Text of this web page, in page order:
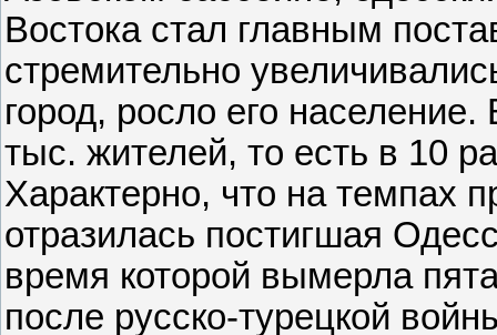
Востока стал главным
стремительно
город, росло его
тыс. жителей, то есть в 10
Характерно, что на темпах
отразилась постигшая
время которой вымерла
после русско-турецкой